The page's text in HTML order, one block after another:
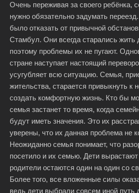
Очень переживая за своего ребёнка,
нужно обязательно задумать
было отказать от привычной
Стамбул. Они всегда старались жить
поэтому проблемы их не пугают.
стране наступает настоящий
усугубляет всю ситуацию. Семья,
жительства, старается привыкнуть к
создать комфортную жизнь. Кто бы
семья застанет то время, когда
будут иметь значения. Это их
уверены, что их данная проблема не
Неожиданно семья понимает, что
посетило и их семью. Дети
родители остаются один на один со
Более того, все вложенные силы
ведь дети выбрали совсем иной